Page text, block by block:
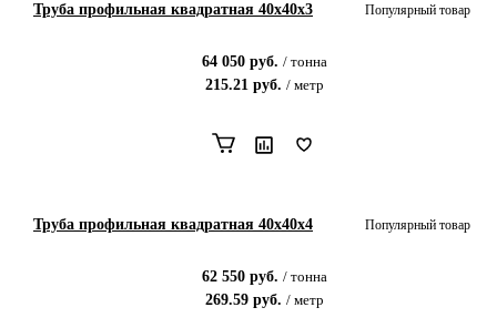
Труба профильная квадратная 40х40x3 Популярный товар
64 050руб. / тонна
215.21 руб. / метр
Труба профильная квадратная 40х40x4 Популярный товар
62 550руб. / тонна
269.59руб. / метр